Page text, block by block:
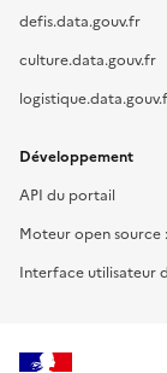
defis.data.gouv.fr
culture.data.gouv.fr
Développement
API du portail
Moteur open source
Interface utilisateur